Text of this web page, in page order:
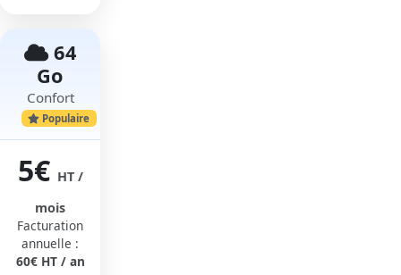
64
Go
Confort
Populaire
5€ HT /
mois
Facturation
annuelle :
60€ HT / an